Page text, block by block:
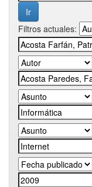
Filtros actuales: